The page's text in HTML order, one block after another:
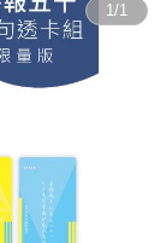
1/1